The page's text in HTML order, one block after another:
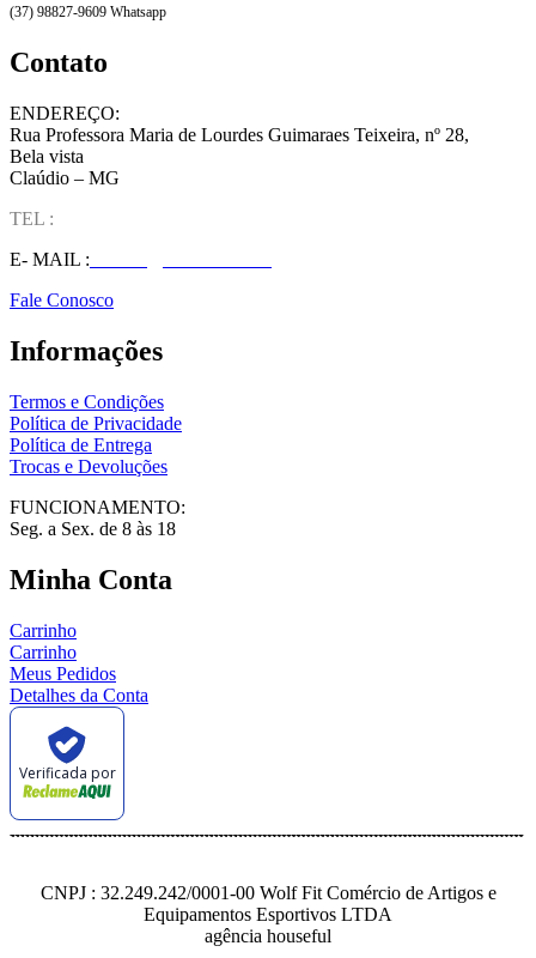
(37) 98827-9609 Whatsapp
Contato
ENDEREÇO:
Rua Professora Maria de Lourdes Guimaraes Teixeira, nº 28,
Bela vista
Claúdio – MG
TEL :
E- MAIL :
Fale Conosco
Informações
Termos e Condições
Política de Privacidade
Política de Entrega
Trocas e Devoluções
FUNCIONAMENTO:
Seg. a Sex. de 8 às 18
Minha Conta
Carrinho
Carrinho
Meus Pedidos
Detalhes da Conta
Verificada por
CNPJ : 32.249.242/0001-00 Wolf Fit Comércio de Artigos e
Equipamentos Esportivos LTDA
agência houseful